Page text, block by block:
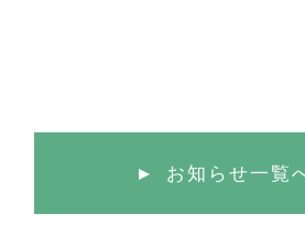
お知らせ一覧